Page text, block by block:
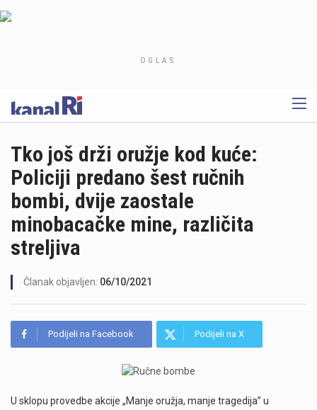
OGLAS
Tko još drži oružje kod kuće:
Policiji predano šest ručnih
bombi, dvije zaostale
minobacačke mine, različita
streljiva
Članak objavljen: 06/10/2021
Podijeli na Facebook Podijeli na X
U sklopu provedbe akcije „Manje oružja, manje tragedija” u